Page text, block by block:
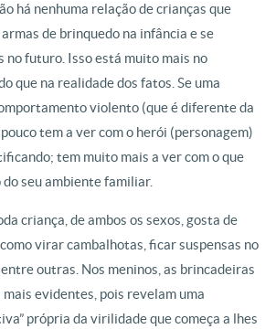
há nenhuma relação de crianças que
de brinquedo na infância e se
no futuro. Isso está muito mais no
que na realidade dos fatos. Se uma
violento (que é diferente da
tem a ver com o herói (personagem)
tem muito mais a ver com o que
seu ambiente familiar.
criança, de ambos os sexos, gosta de
virar cambalhotas, ficar suspensas no
outras. Nos meninos, as brincadeiras
mais evidentes, pois revelam uma
própria da virilidade que começa a lhes